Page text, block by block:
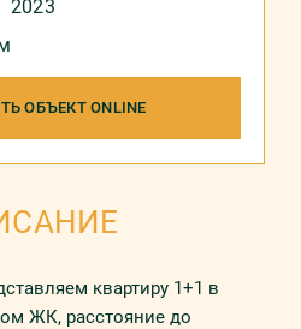
2023
ОБЪЕКТ ONLINE
квартиру 1+1 в
ЖК, расстояние до